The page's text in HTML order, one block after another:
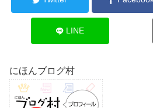
LINE
にほんブログ村